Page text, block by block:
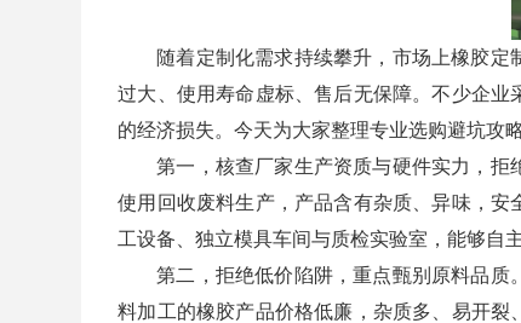
随着定制化需求持续攀升，市场上橡胶
过大、使用寿命虚标、售后无保障。不少企
的经济损失。今天为大家整理专业选购避坑攻
第一，核查厂家生产资质与硬件实力，
使用回收废料生产，产品含有杂质、异味，
工设备、独立模具车间与质检实验室，能够自
第二，拒绝低价陷阱，重点甄别原料品
料加工的橡胶产品价格低廉，杂质多、易开裂